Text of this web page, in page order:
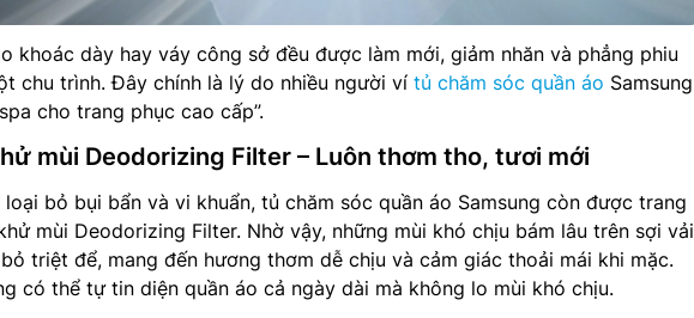
khoác dày hay váy công sở đều được làm mới, giảm nhăn và phẳng phiu
chu trình. Đây chính là lý do nhiều người ví tủ chăm sóc quần áo Samsung
cho trang phục cao cấp”.
mùi Deodorizing Filter – Luôn thơm tho, tươi mới
loại bỏ bụi bẩn và vi khuẩn, tủ chăm sóc quần áo Samsung còn được trang
mùi Deodorizing Filter. Nhờ vậy, những mùi khó chịu bám lâu trên sợi vải
triệt để, mang đến hương thơm dễ chịu và cảm giác thoải mái khi mặc.
có thể tự tin diện quần áo cả ngày dài mà không lo mùi khó chịu.